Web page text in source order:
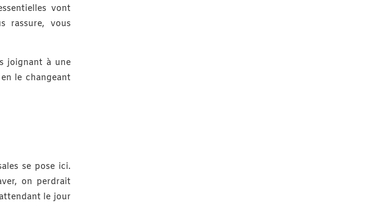
vont
rassure, vous
joignant à une
le changeant
se pose ici.
on perdrait
le jour